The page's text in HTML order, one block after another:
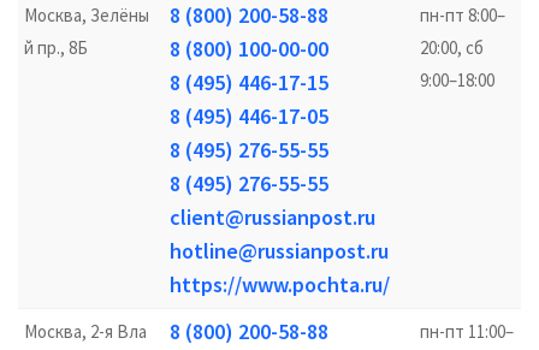
Москва, Зелёны
й пр., 8Б
8 (800) 200-58-88
8 (800) 100-00-00
8 (495) 446-17-15
8 (495) 446-17-05
8 (495) 276-55-55
8 (495) 276-55-55
client@russianpost.ru
hotline@russianpost.ru
https://www.pochta.ru/
пн-пт 8:00–
20:00, сб
9:00–18:00
Москва, 2-я Вла
8 (800) 200-58-88
пн-пт 11:00–